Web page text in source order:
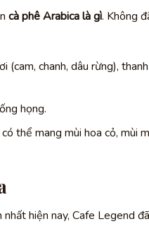
cà phê Arabica là gì. Không
chanh, dâu rừng), thanh
họng.
thể mang mùi hoa cỏ, mùi
hiện nay, Cafe Legend đã